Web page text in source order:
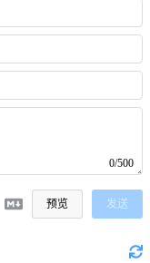
0/500
预览 发送